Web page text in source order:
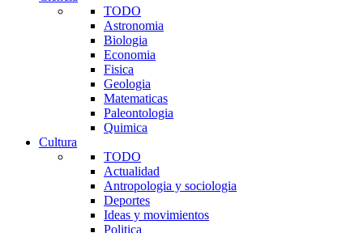
TODO
Astronomia
Biologia
Economia
Fisica
Geologia
Matematicas
Paleontologia
Quimica
Cultura
TODO
Actualidad
Antropologia y sociologia
Deportes
Ideas y movimientos
Politica